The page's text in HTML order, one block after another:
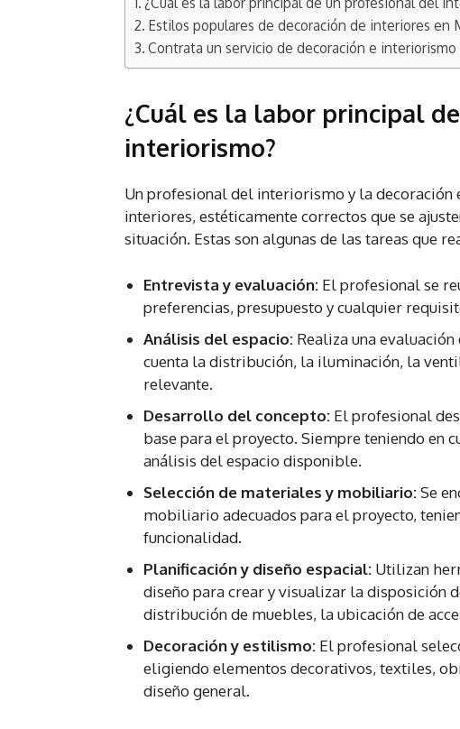
Estilos populares de decoración de interiores en
Contrata un servicio de decoración e
¿Cuál es la labor principal
interiorismo?
Un profesional del interiorismo y la decoración
interiores, estéticamente correctos que se
situación. Estas son algunas de las tareas que
Entrevista y evaluación: El profesional se
preferencias, presupuesto y cualquier
Análisis del espacio: Realiza una
cuenta la distribución, la iluminación, la
relevante.
Desarrollo del concepto: El profesional
base para el proyecto. Siempre teniendo en
análisis del espacio disponible.
Selección de materiales y mobiliario:Se
mobiliario adecuados para el proyecto,
funcionalidad.
Planificación y diseño espacial: Utilizan
diseño para crear y visualizar la disposición
distribución de muebles, la ubicación de
Decoración y estilismo: El profesional
eligiendo elementos decorativos, textiles,
diseño general.